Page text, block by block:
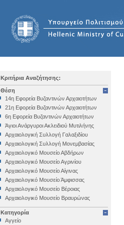
Κριτήρια Αναζήτησης:
Θέση
14η Εφορεία Βυζαντινών Αρχαιοτήτων
21η Εφορεία Βυζαντινών Αρχαιοτήτων
6η Εφορεία Βυζαντινών Αρχαιοτήτων
Άγιοι Ανάργυροι Ακλειδιού Μυτιλήνης
Αρχαιολογική Συλλογή Γαλαξιδίου
Αρχαιολογική Συλλογή Μονεμβασίας
Αρχαιολογικό Μουσείο Αβδήρων
Αρχαιολογικό Μουσείο Αγρινίου
Αρχαιολογικό Μουσείο Αίγινας
Αρχαιολογικό Μουσείο Άμφισσας
Αρχαιολογικό Μουσείο Βέροιας
Αρχαιολογικό Μουσείο Βραυρώνας
Αρχαιολογικό Μουσείο Δελφών
Αρχαιολογικό Μουσείο Ηγουμενίτσας
Κατηγορία
Αγγείο